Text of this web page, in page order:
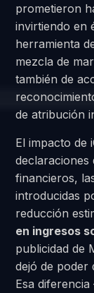
prometieron
invirtiendo en
herramienta
mezcla de
también de
de atribución
El impacto de
declaraciones
financieros,
introducidas
reducción
en ingresos
publicidad de
dejó de poder
Esa